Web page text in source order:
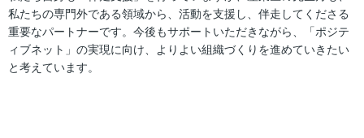
私たちの専門外である領域から、活動を支援し、伴走してくださる
重要なパートナーです。今後もサポートいただきながら、「ポジテ
ィブネット」の実現に向け、よりよい組織づくりを進めていきたい
と考えています。